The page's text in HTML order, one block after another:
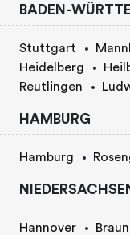
BADEN-
Stuttgart
Heidelberg
Reutlingen
HAMBURG
Hamburg
Hannover